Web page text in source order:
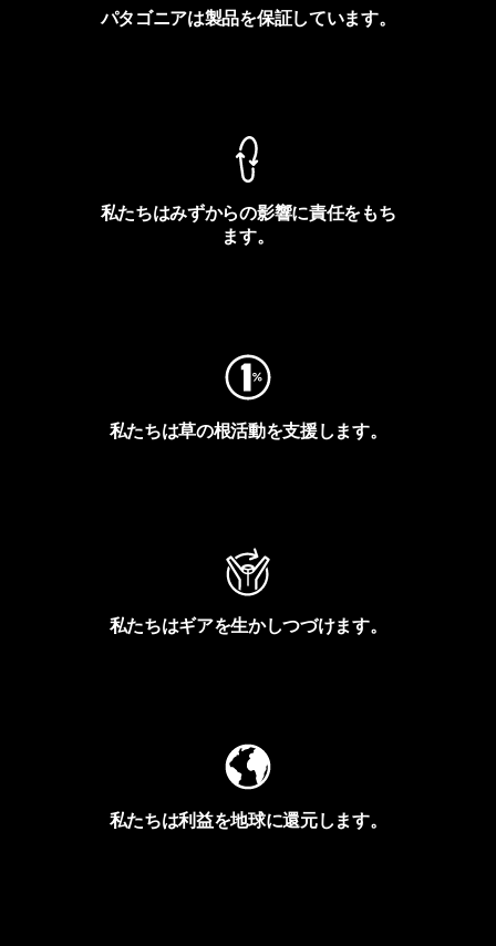
パタゴニアは製品を保証しています。
私たちはみずからの影響に責任をもち
ます。
私たちは草の根活動を支援します。
私たちはギアを生かしつづけます。
私たちは利益を地球に還元します。